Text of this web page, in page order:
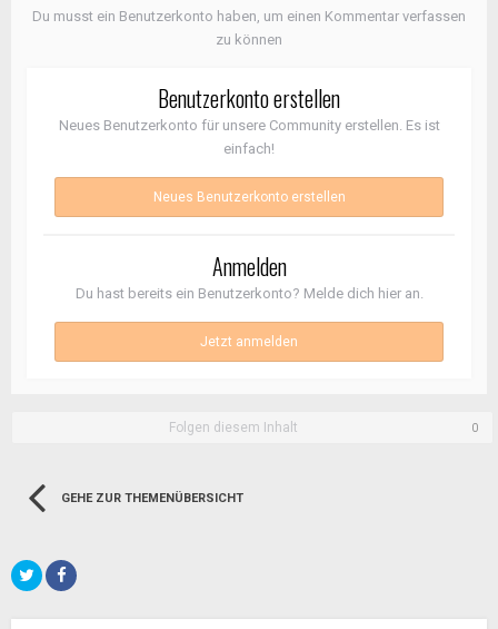
Du musst ein Benutzerkonto haben, um einen Kommentar verfassen
zu können
Benutzerkonto erstellen
Neues Benutzerkonto für unsere Community erstellen. Es ist
einfach!
Neues Benutzerkonto erstellen
Anmelden
Du hast bereits ein Benutzerkonto? Melde dich hier an.
Jetzt anmelden
Folgen diesem Inhalt 0
GEHE ZUR THEMENÜBERSICHT